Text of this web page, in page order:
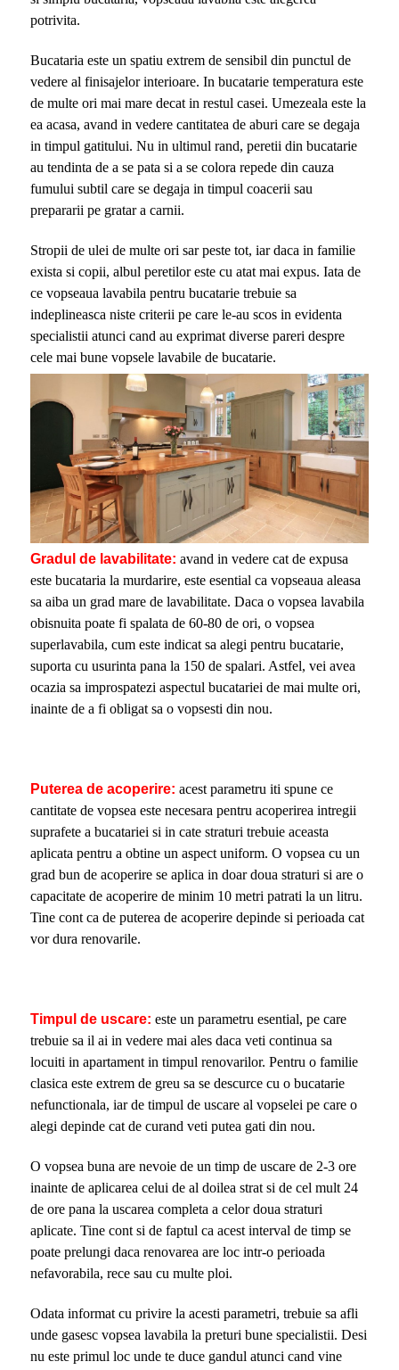
potrivita.
Bucataria este un spatiu extrem de sensibil din punctul de
vedere al finisajelor interioare. In bucatarie temperatura este
de multe ori mai mare decat in restul casei. Umezeala este la
ea acasa, avand in vedere cantitatea de aburi care se degaja
in timpul gatitului. Nu in ultimul rand, peretii din bucatarie
au tendinta de a se pata si a se colora repede din cauza
fumului subtil care se degaja in timpul coacerii sau
prepararii pe gratar a carnii.
Stropii de ulei de multe ori sar peste tot, iar daca in familie
exista si copii, albul peretilor este cu atat mai expus. Iata de
ce vopseaua lavabila pentru bucatarie trebuie sa
indeplineasca niste criterii pe care le-au scos in evidenta
specialistii atunci cand au exprimat diverse pareri despre
cele mai bune vopsele lavabile de bucatarie.
Gradul de lavabilitate: avand in vedere cat de expusa
este bucataria la murdarire, este esential ca vopseaua aleasa
sa aiba un grad mare de lavabilitate. Daca o vopsea lavabila
obisnuita poate fi spalata de 60-80 de ori, o vopsea
superlavabila, cum este indicat sa alegi pentru bucatarie,
suporta cu usurinta pana la 150 de spalari. Astfel, vei avea
ocazia sa improspatezi aspectul bucatariei de mai multe ori,
inainte de a fi obligat sa o vopsesti din nou.
Puterea de acoperire: acest parametru iti spune ce
cantitate de vopsea este necesara pentru acoperirea intregii
suprafete a bucatariei si in cate straturi trebuie aceasta
aplicata pentru a obtine un aspect uniform. O vopsea cu un
grad bun de acoperire se aplica in doar doua straturi si are o
capacitate de acoperire de minim 10 metri patrati la un litru.
Tine cont ca de puterea de acoperire depinde si perioada cat
vor dura renovarile.
Timpul de uscare: este un parametru esential, pe care
trebuie sa il ai in vedere mai ales daca veti continua sa
locuiti in apartament in timpul renovarilor. Pentru o familie
clasica este extrem de greu sa se descurce cu o bucatarie
nefunctionala, iar de timpul de uscare al vopselei pe care o
alegi depinde cat de curand veti putea gati din nou.
O vopsea buna are nevoie de un timp de uscare de 2-3 ore
inainte de aplicarea celui de al doilea strat si de cel mult 24
de ore pana la uscarea completa a celor doua straturi
aplicate. Tine cont si de faptul ca acest interval de timp se
poate prelungi daca renovarea are loc intr-o perioada
nefavorabila, rece sau cu multe ploi.
Odata informat cu privire la acesti parametri, trebuie sa afli
unde gasesc vopsea lavabila la preturi bune specialistii. Desi
nu este primul loc unde te duce gandul atunci cand vine